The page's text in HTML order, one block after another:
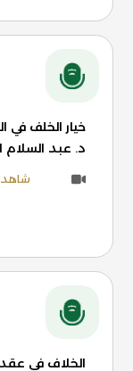
خيار الخلف في
د. عبد السلام
شاهد
الخلاف في عقد